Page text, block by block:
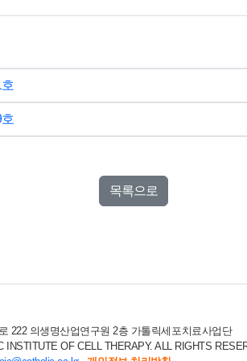
목록으로
222 의생명산업연구원 2층 가톨릭세포치료사업단
INSTITUTE OF CELL THERAPY. ALL RIGHTS